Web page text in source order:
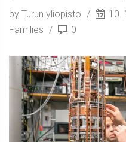
by Turun yliopisto 10.
Families
0